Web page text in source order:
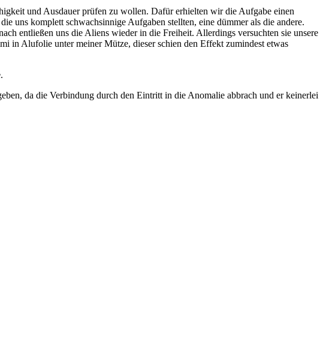
und Ausdauer prüfen zu wollen. Dafür erhielten wir die Aufgabe einen
uns komplett schwachsinnige Aufgaben stellten, eine dümmer als die andere.
entließen uns die Aliens wieder in die Freiheit. Allerdings versuchten sie unsere
in Alufolie unter meiner Mütze, dieser schien den Effekt zumindest etwas
da die Verbindung durch den Eintritt in die Anomalie abbrach und er keinerlei